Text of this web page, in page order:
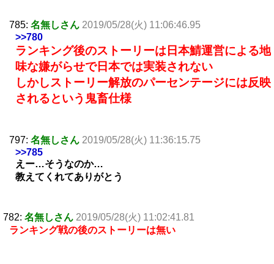
785: 名無しさん 2019/05/28(火) 11:06:46.95
>>780
ランキング後のストーリーは日本鯖運営による地
味な嫌がらせで日本では実装されない
しかしストーリー解放のパーセンテージには反映
されるという鬼畜仕様
797: 名無しさん 2019/05/28(火) 11:36:15.75
>>785
えー…そうなのか…
教えてくれてありがとう
782: 名無しさん 2019/05/28(火) 11:02:41.81
ランキング戦の後のストーリーは無い